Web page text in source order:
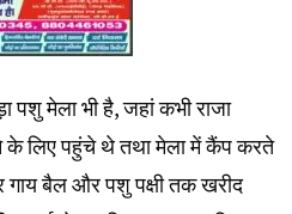
पशु मेला भी है, जहां कभी राजा
के लिए पहुंचे थे तथा मेला में कैंप करते
बैल और पशु पक्षी तक खरीद